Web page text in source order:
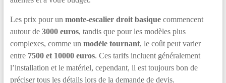
Les prix pour un monte-escalier droit basiquecommencent
autour de 3000 euros, tandis que pour les modèles plus
complexes, comme un modèle tournant, le coût peut varier
entre 7500 et 10000 euros. Ces tarifs incluent généralement
l’installation et le matériel, cependant, il est toujours bon de
préciser tous les détails lors de la demande de devis.